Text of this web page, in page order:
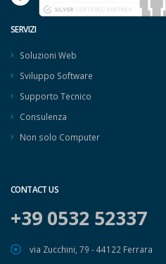
SERVIZI
Soluzioni Web
Sviluppo Software
Supporto Tecnico
Consulenza
Non solo Computer
CONTACT US
+39 0532 52337
via Zucchini, 79 - 44122 Ferrara